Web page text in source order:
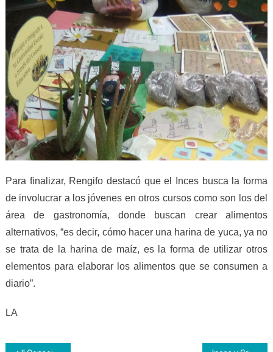
Para finalizar, Rengifodestacó queel Inces busca la forma
de involucrar a los jóvenes en otros cursos comoson los del
área de gastronomía, donde buscan crearalimentos
alternativos, “es decir, cómo hacer una harina de yuca, ya no
se trata de la harina de maíz, es la forma de utilizar otros
elementos para elaborar los alimentos que se consumen a
diario”.
LA